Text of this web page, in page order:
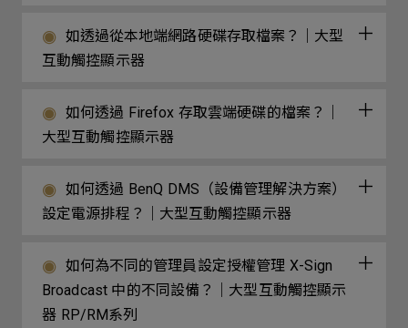
如透過從本地端網路硬碟存取檔案？｜大型
互動觸控顯示器
如何透過 Firefox 存取雲端硬碟的檔案？｜
大型互動觸控顯示器
如何透過 BenQ DMS（設備管理解決方案）
設定電源排程？｜大型互動觸控顯示器
如何為不同的管理員設定授權管理 X-Sign
Broadcast 中的不同設備？｜大型互動觸控顯示
器 RP/RM系列